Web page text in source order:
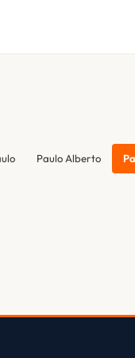
Paulo Alberto